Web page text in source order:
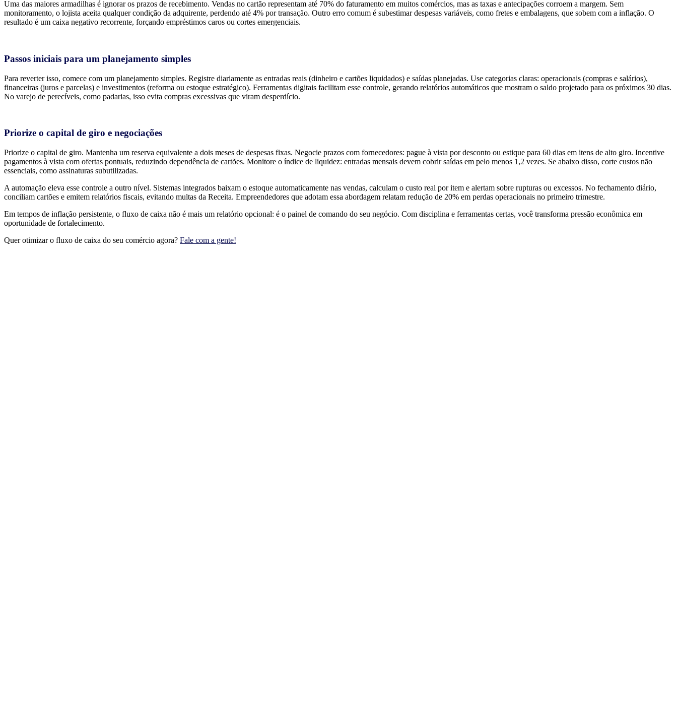
Uma das maiores armadilhas é ignorar os prazos de recebimento. Vendas no cartão representam até 70% do faturamento em muitos comércios, mas as taxas e antecipações corroem a margem. Sem
monitoramento, o lojista aceita qualquer condição da adquirente, perdendo até 4% por transação. Outro erro comum é subestimar despesas variáveis, como fretes e embalagens, que sobem com a inflação. O
resultado é um caixa negativo recorrente, forçando empréstimos caros ou cortes emergenciais.
Passos iniciais para um planejamento simples
Para reverter isso, comece com um planejamento simples. Registre diariamente as entradas reais (dinheiro e cartões liquidados) e saídas planejadas. Use categorias claras: operacionais (compras e salários),
financeiras (juros e parcelas) e investimentos (reforma ou estoque estratégico). Ferramentas digitais facilitam esse controle, gerando relatórios automáticos que mostram o saldo projetado para os próximos 30 dias.
No varejo de perecíveis, como padarias, isso evita compras excessivas que viram desperdício.
Priorize o capital de giro e negociações
Priorize o capital de giro. Mantenha um reserva equivalente a dois meses de despesas fixas. Negocie prazos com fornecedores: pague à vista por desconto ou estique para 60 dias em itens de alto giro. Incentive
pagamentos à vista com ofertas pontuais, reduzindo dependência de cartões. Monitore o índice de liquidez: entradas mensais devem cobrir saídas em pelo menos 1,2 vezes. Se abaixo disso, corte custos não
essenciais, como assinaturas subutilizadas.
A automação eleva esse controle a outro nível. Sistemas integrados baixam o estoque automaticamente nas vendas, calculam o custo real por item e alertam sobre rupturas ou excessos. No fechamento diário,
conciliam cartões e emitem relatórios fiscais, evitando multas da Receita. Empreendedores que adotam essa abordagem relatam redução de 20% em perdas operacionais no primeiro trimestre.
Em tempos de inflação persistente, o fluxo de caixa não é mais um relatório opcional: é o painel de comando do seu negócio. Com disciplina e ferramentas certas, você transforma pressão econômica em
oportunidade de fortalecimento.
Quer otimizar o fluxo de caixa do seu comércio agora? Fale com a gente!